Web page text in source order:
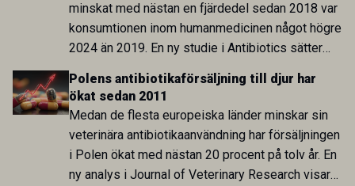
minskat med nästan en fjärdedel sedan 2018 var
konsumtionen inom humanmedicinen något högre
2024 än 2019. En ny studie i Antibiotics sätter
utvecklingen inom de båda sektorerna sida vid
sida och pekar på en obalans i EU:s One Health-
arbete.
Polens antibiotikaförsäljning till djur har
ökat sedan 2011
Medan de flesta europeiska länder minskar sin
veterinära antibiotikaanvändning har försäljningen
i Polen ökat med nästan 20 procent på tolv år. En
ny analys i Journal of Veterinary Research visar